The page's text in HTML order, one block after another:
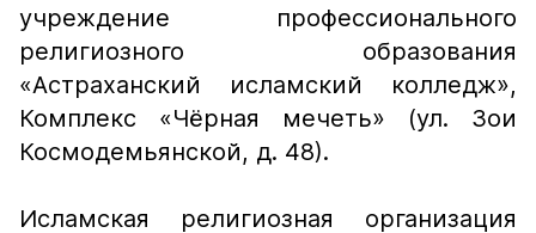
учреждение профессионального
религиозного образования
«Астраханский исламский колледж»,
Комплекс «Чёрная мечеть» (ул. Зои
Космодемьянской, д. 48).
Исламская религиозная организация